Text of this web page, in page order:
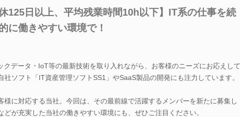
125日以上、平均残業時間10h以下】IT系の仕事を続
に働きやすい環境で！
クデータ・IoT等の最新技術を取り入れながら、お客様のニーズにお応えして
社ソフト「IT資産管理ソフトSS1」やSaaS製品の開発にも注力しています。
様に対応する当社。今回は、その最前線で活躍するメンバーを新たに募集し
どが充実した当社の働きやすい環境にも、ぜひご注目ください。